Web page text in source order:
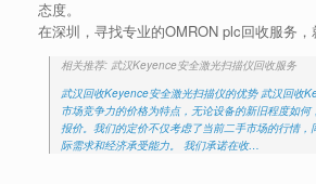
态度。
在深圳，寻找专业的OMRON plc回收服务，
相关推荐: 武汉Keyence安全激光扫描仪回收服务
武汉回收Keyence安全激光扫描仪的优势 武汉回收
市场竞争力的价格为特点，无论设备的新旧程度如
报价。我们的定价不仅考虑了当前二手市场的行情
际需求和经济承受能力。 我们承诺在收…